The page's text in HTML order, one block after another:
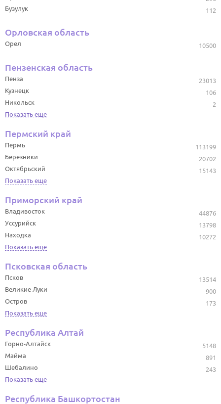
112
Бузулук
Орловская область
10500
Орел
Пензенская область
23013
Пенза
106
Кузнецк
2
Никольск
Показать еще
Пермский край
113199
Пермь
20702
Березники
15143
Октябрьский
Показать еще
Приморский край
44876
Владивосток
13798
Уссурийск
10272
Находка
Показать еще
Псковская область
13514
Псков
900
Великие Луки
173
Остров
Показать еще
Республика Алтай
5148
Горно-Алтайск
891
Майма
243
Шебалино
Показать еще
Республика Башкортостан